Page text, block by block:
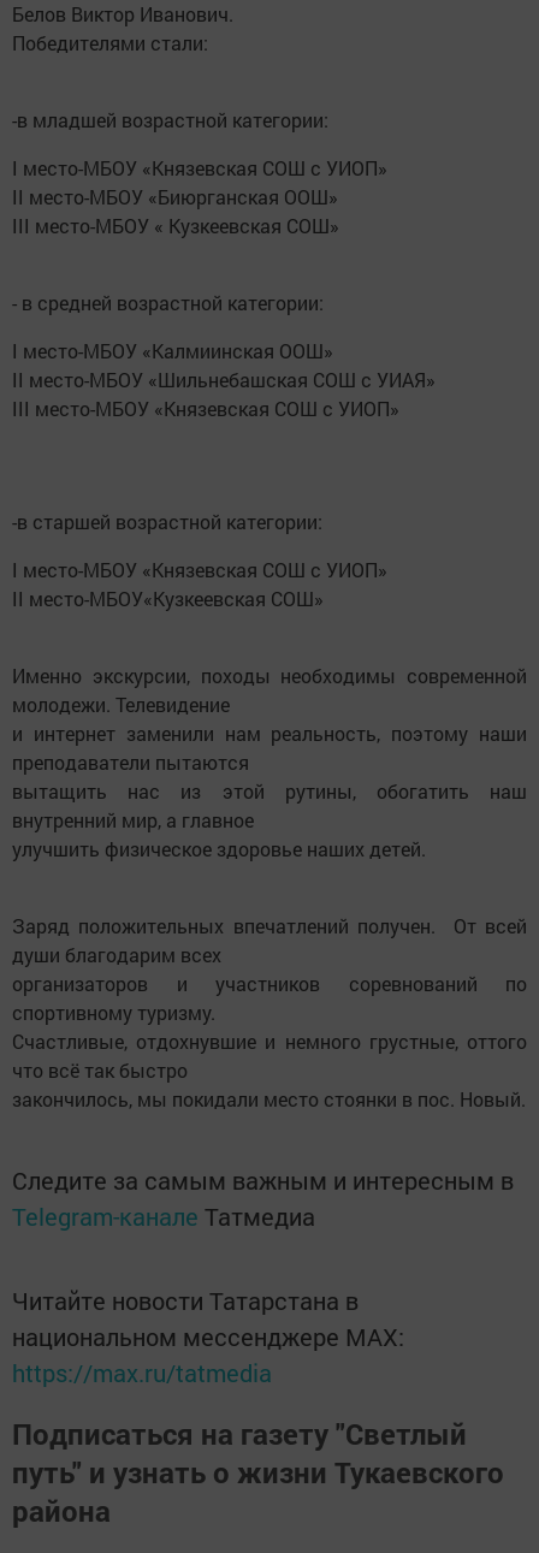
Белов Виктор Иванович.
Победителями стали:
-в младшей возрастной категории:
I место-МБОУ «Князевская СОШ с УИОП»
II место-МБОУ «Биюрганская ООШ»
III место-МБОУ « Кузкеевская СОШ»
- в средней возрастной категории:
I место-МБОУ «Калмиинская ООШ»
II место-МБОУ «Шильнебашская СОШ с УИАЯ»
III место-МБОУ «Князевская СОШ с УИОП»
-в старшей возрастной категории:
I место-МБОУ «Князевская СОШ с УИОП»
II место-МБОУ«Кузкеевская СОШ»
Именно экскурсии, походы необходимы современной
молодежи. Телевидение
и интернет заменили нам реальность, поэтому наши
преподаватели пытаются
вытащить нас из этой рутины, обогатить наш
внутренний мир, а главное
улучшить физическое здоровье наших детей.
Заряд положительных впечатлений получен. От всей
души благодарим всех
организаторов и участников соревнований по
спортивному туризму.
Счастливые, отдохнувшие и немного грустные, оттого
что всё так быстро
закончилось, мы покидали место стоянки в пос. Новый.
Следите за самым важным и интересным в
Telegram-канале Татмедиа
Читайте новости Татарстана в
национальном мессенджере MАХ:
https://max.ru/tatmedia
Подписаться на газету "Светлый
путь" и узнать о жизни Тукаевского
района